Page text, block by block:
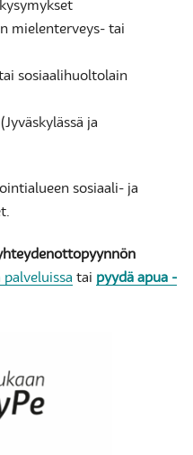
mielenterveys- tai
sosiaalihuoltolain
ja
sosiaali- ja
tai pyydä apua -